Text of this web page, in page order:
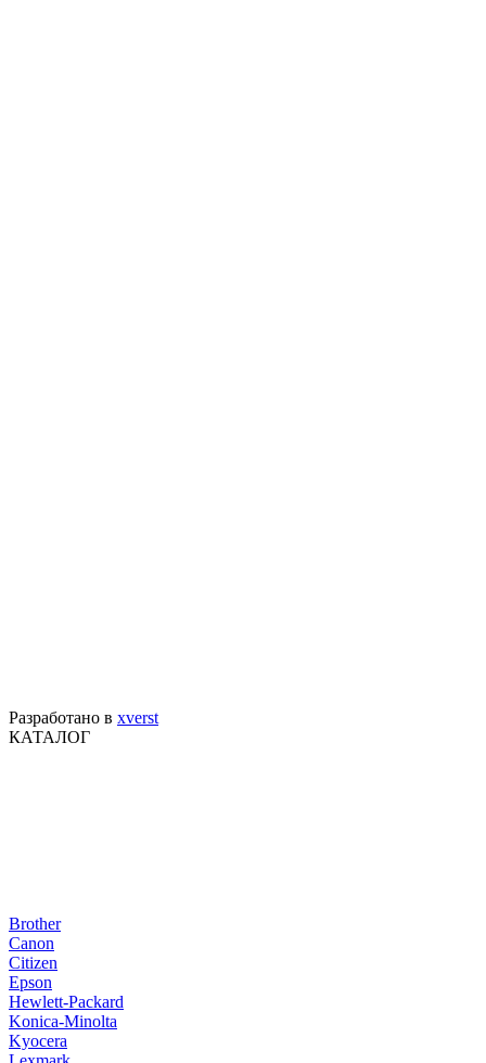
Разработано в xverst
КАТАЛОГ
Brother
Canon
Citizen
Epson
Hewlett-Packard
Konica-Minolta
Kyocera